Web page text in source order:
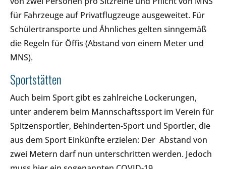
für Fahrzeuge auf Privatflugzeuge ausgeweitet. Für
Schülertransporte und Ähnliches gelten sinngemäß
die Regeln für Öffis (Abstand von einem Meter und
MNS).
Sportstätten
Auch beim Sport gibt es zahlreiche Lockerungen,
unter anderem beim Mannschaftssport im Verein für
Spitzensportler, Behinderten-Sport und Sportler, die
aus dem Sport Einkünfte erzielen: Der Abstand von
zwei Metern darf nun unterschritten werden. Jedoch